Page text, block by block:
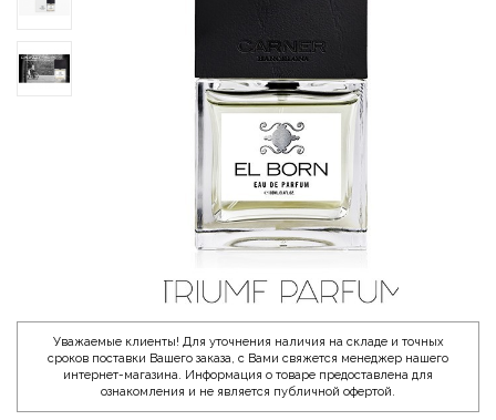
Уважаемые клиенты! Для уточнения наличия на складе и точных
сроков поставки Вашего заказа, с Вами свяжется менеджер нашего
интернет-магазина. Информация о товаре предоставлена для
ознакомления и не является публичной офертой.